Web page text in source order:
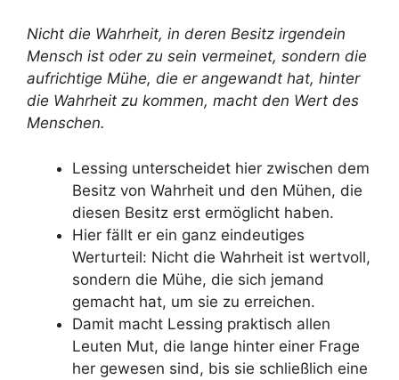
Nicht die Wahrheit, in deren Besitz irgendein
Mensch ist oder zu sein vermeinet, sondern die
aufrichtige Mühe, die er angewandt hat, hinter
die Wahrheit zu kommen, macht den Wert des
Menschen.
Lessing unterscheidet hier zwischen dem
Besitz von Wahrheit und den Mühen, die
diesen Besitz erst ermöglicht haben.
Hier fällt er ein ganz eindeutiges
Werturteil: Nicht die Wahrheit ist wertvoll,
sondern die Mühe, die sich jemand
gemacht hat, um sie zu erreichen.
Damit macht Lessing praktisch allen
Leuten Mut, die lange hinter einer Frage
her gewesen sind, bis sie schließlich eine